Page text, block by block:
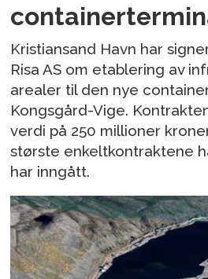
Kristiansand Havn har
Risa AS om etablering av
arealer til den nye
Kongsgård-Vige.
verdi på 250 millioner
største enkeltkontraktene
har inngått.